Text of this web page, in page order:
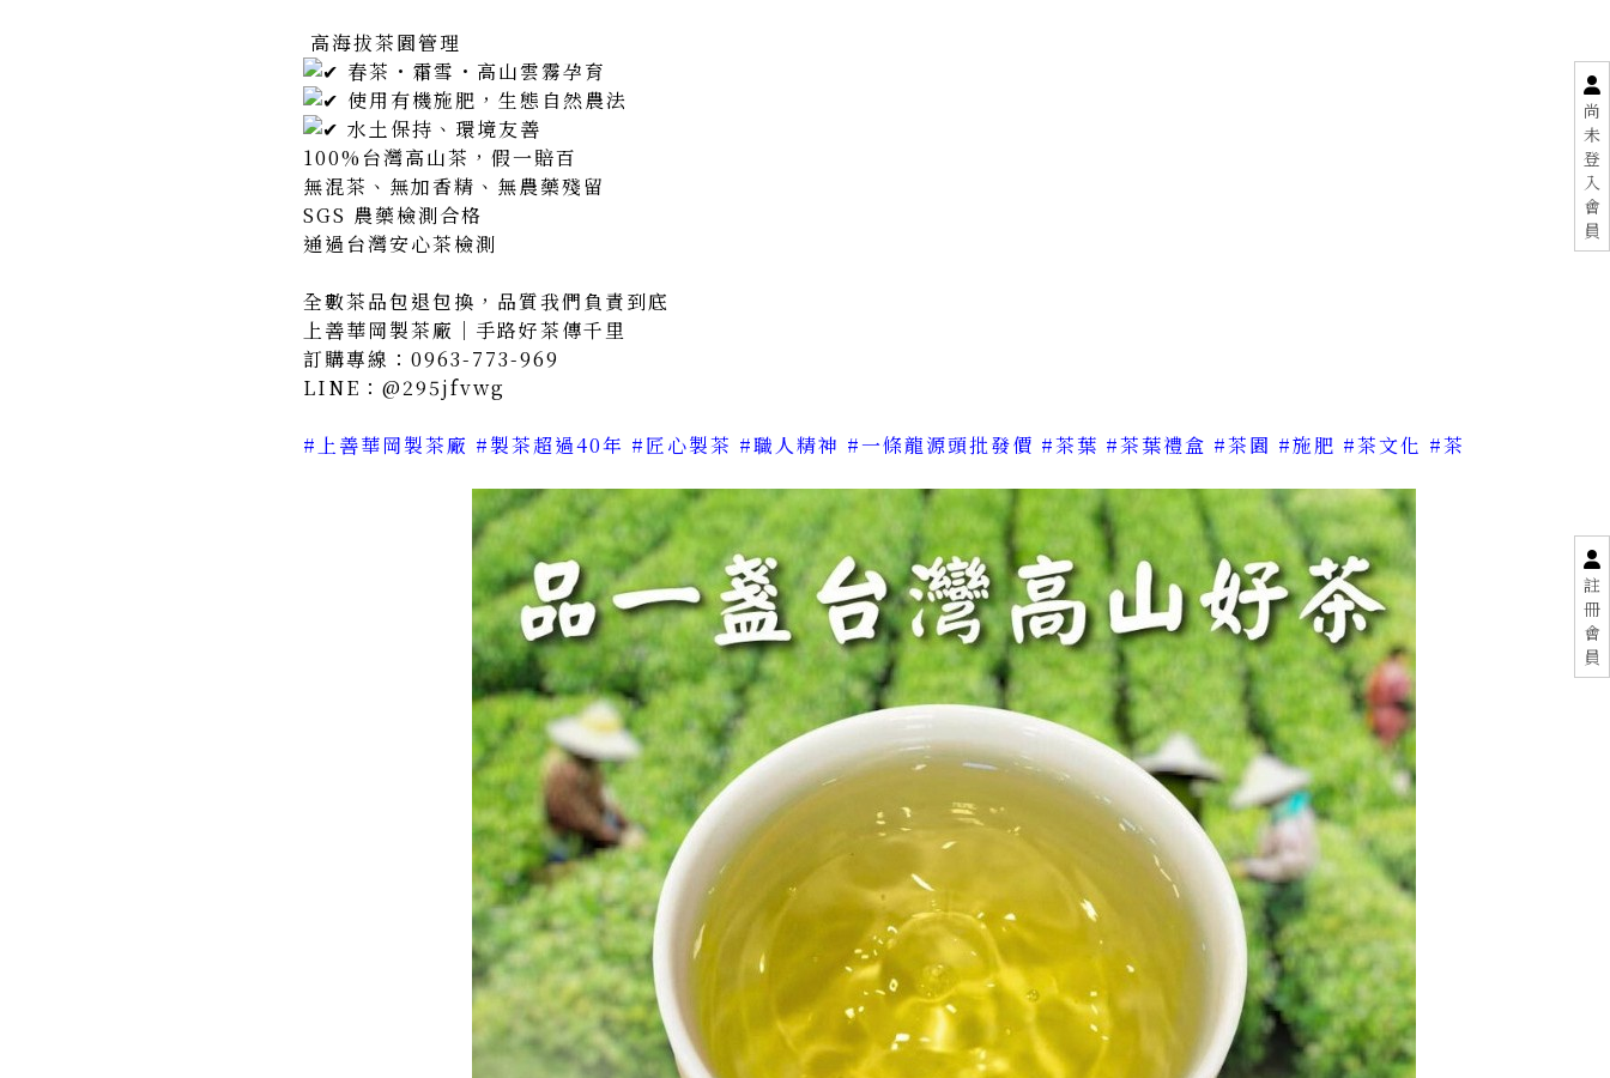
尚
未
登
入
會
員
註
冊
會
員
高海拔茶園管理
春茶・霜雪・高山雲霧孕育
使用有機施肥，生態自然農法
水土保持、環境友善
100%台灣高山茶，假一賠百
無混茶、無加香精、無農藥殘留
SGS 農藥檢測合格
通過台灣安心茶檢測
全數茶品包退包換，品質我們負責到底
上善華岡製茶廠｜手路好茶傳千里
訂購專線：0963-773-969
LINE：@295jfvwg
#上善華岡製茶廠 #製茶超過40年 #匠心製茶 #職人精神 #一條龍源頭批發價 #茶葉 #茶葉禮盒 #茶園 #施肥 #茶文化 #茶